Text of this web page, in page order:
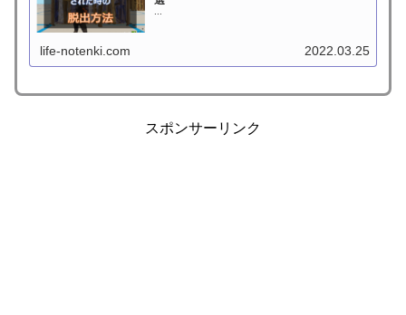
life-notenki.com 2022.03.25
スポンサーリンク